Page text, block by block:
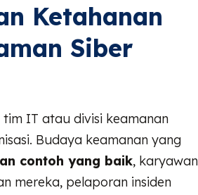
Ketahanan
Siber
IT atau divisi keamanan
Budaya keamanan yang
contoh yang baik, karyawan
mereka, pelaporan insiden